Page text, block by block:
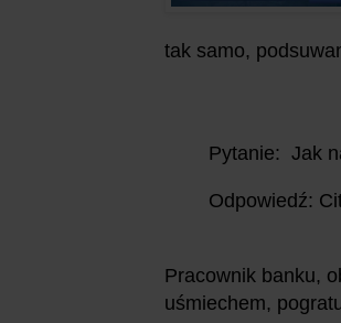
tak samo,
Pytanie: Jak
Odpowiedź:
Pracownik banku,
uśmiechem,